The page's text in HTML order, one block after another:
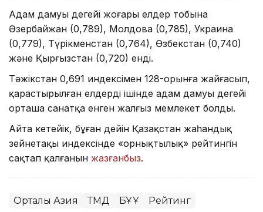
Адам дамуы деңгейі жоғары елдер тобына
Әзербайжан (0,789), Молдова (0,785), Украина
(0,779), Түрікменстан (0,764), Өзбекстан (0,740)
және Қырғызстан (0,720) енді.
Тәжікстан 0,691 индексімен 128-орынға жайғасып,
қарастырылған елдердің ішінде адам дамуы деңгейі
орташа санатқа енген жалғыз мемлекет болды.
Айта кетейік, бұған дейін Қазақстан жаһандық
зейнетақы индексінде «орнықтылық» рейтингін
сақтап қалғанын жазғанбыз.
Орталық Азия ТМД БҰҰ Рейтинг